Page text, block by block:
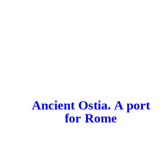
Ancient Ostia. A port
for Rome